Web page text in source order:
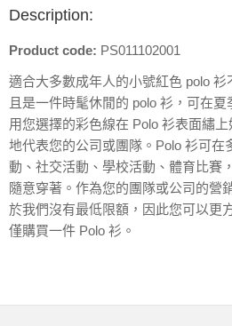
Description:
Product code: PS011102001
適合大多數成年人的小號紅色 polo
且是一件時髦休閒的 polo 衫，可在
用您選擇的彩色線在 Polo 衫表面繡
地代表您的公司或團隊。Polo 衫可在
動、社交活動、學校活動、體育比賽
隨意穿著。作為您的團隊或公司的營
於我們沒有最低限額，因此您可以更
僅購買一件 Polo 衫。